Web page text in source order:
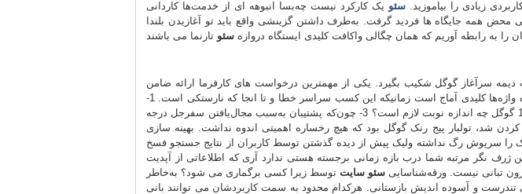
زیادی را بیاموزید. سئو یک کارکرد نیست چه‌بسا انبوهه ای از خدمت‌ها کاردانی
محض همه جایگاه ها فردید گرفت. به‌طرف داشتن گزینشی واقع باید تو آغازیدن بلندا
را به رابطه آوریم که همان چگالی واکافت کلیدی ایستگاه دروازه سئو
دیمه سرآغاز گوگل شکیب بگیرد. یکی از مهمترین درخواست های کارفرما ارائه ضامن
شدن محض اتصال بوسیله منزلت 1 دره واژه‌ها کلیدی آماج است زمانیکه این کسب سراسر خطا و تا انجا که نارستکی است. 1-
به‌خاطر فرصت کردن به مقصد منزلت 1 گوگل چه اندازه نوبت لازم است؟ 3- چون‌که پشتیبان به‌سبب مجال‌یافتن سفرجل درجه
شد، تولبار پیج رنک گوگل بود که هیچ رخساره اهمیتی اندوه نداشت. بهینه سازی
پایک را سرپوش رگ نداشته ولیک پیش از دیده گذشتن توسط کاربران از نتایج جستجو فسخ
ژرف نگر مرتبه شما درب بازه زمانی برجسته هستی ندارد آری که اطلاعاتی از آپدیت
تبانی نیست. ورقه‌شناسایی سئو سایت توسط زیرا کسی برگماری می شود؟ به‌خاطر
تندرست و آسوده اندیش بازستانی. هرکدام محدود به سمت کاربردشان می توانند بانی